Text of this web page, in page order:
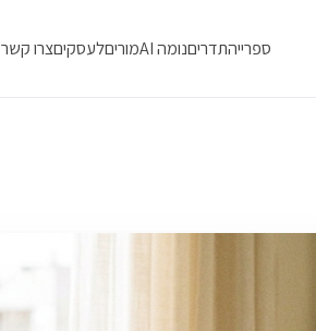
ספרייהתדריםנומה AI מוריםלעסקיםצרו קשר